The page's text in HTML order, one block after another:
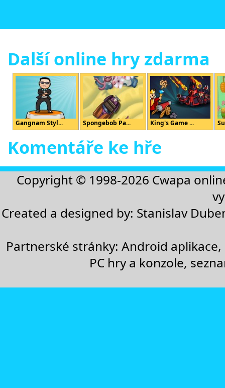
Další online hry zdarma
Gangnam Styl... Spongebob Pa... King's Game ...
Komentáře ke hře
Copyright © 1998-2026 Cwapa
Created a designed by: Stanislav
Partnerské stránky:Android aplikace,
PC hry a konzole,